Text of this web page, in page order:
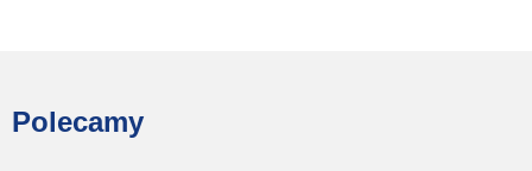
Polecamy